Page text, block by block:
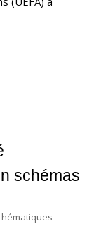
schémas